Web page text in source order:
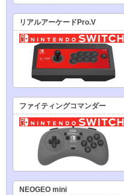
リアルアーケードPro.V
ファイティングコマンダー
NEOGEO mini